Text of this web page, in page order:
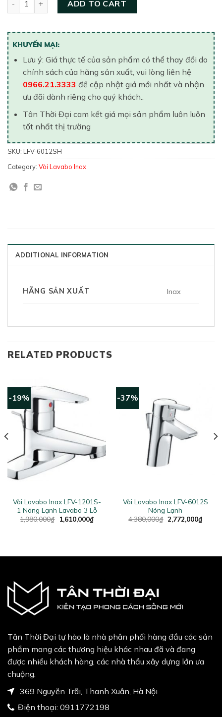
ADD TO CART
KHUYẾN MẠI:
Lưu ý: Giá thực tế của sản phẩm có thể thay đổi do
chính sách của hãng sản xuất, vui lòng liên hệ
0966.21.3333 để cập nhật giá mới nhất và nhận
ưu đãi dành riêng cho quý khách..
Tân Thời Đại cam kết giá mọi sản phẩm luôn luôn
tốt nhất thị trường
SKU: LFV-6012SH
Category: Vòi Lavabo Inax
ADDITIONAL INFORMATION
HÃNG SẢN XUẤT Inax
RELATED PRODUCTS
-19%
Vòi Lavabo Inax LFV-1201S-
1 Nóng Lạnh Lavabo 3 Lỗ
1,980,000₫ Original
price
1,610,000₫Current
price
-37%
Vòi Lavabo Inax LFV-6012S
Nóng Lạnh
4,380,000₫ Original
price
2,772,000₫
price
Tân Thời Đại tự hào là nhà phân phối hàng đầu các sản
phẩm mang các thương hiệu khác nhau đã và đang
được nhiều khách hàng, các nhà thầu xây dựng lớn ưa
chuộng.
369 Nguyễn Trãi, Thanh Xuân, Hà Nội
Điện thoại: 0911772198